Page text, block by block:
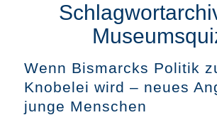
Wenn Bismarcks Politik
Knobelei wird – neues
junge Menschen